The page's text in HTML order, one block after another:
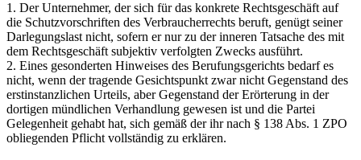
1. Der Unternehmer, der sich für das konkrete Rechtsgeschäft auf
die Schutzvorschriften des Verbraucherrechts beruft, genügt seiner
Darlegungslast nicht, sofern er nur zu der inneren Tatsache des mit
dem Rechtsgeschäft subjektiv verfolgten Zwecks ausführt.
2. Eines gesonderten Hinweises des Berufungsgerichts bedarf es
nicht, wenn der tragende Gesichtspunkt zwar nicht Gegenstand des
erstinstanzlichen Urteils, aber Gegenstand der Erörterung in der
dortigen mündlichen Verhandlung gewesen ist und die Partei
Gelegenheit gehabt hat, sich gemäß der ihr nach § 138 Abs. 1 ZPO
obliegenden Pflicht vollständig zu erklären.